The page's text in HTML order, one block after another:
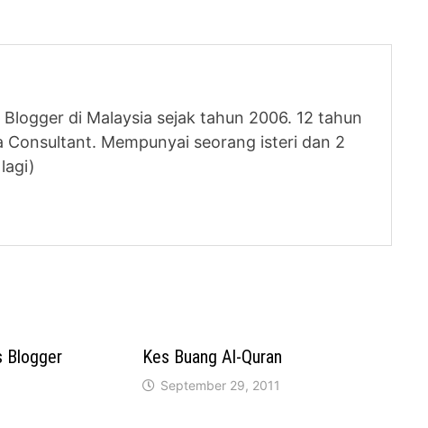
di Malaysia sejak tahun 2006. 12 tahun
Consultant. Mempunyai seorang isteri dan 2
Blogger
Kes Buang Al-Quran
September 29, 2011